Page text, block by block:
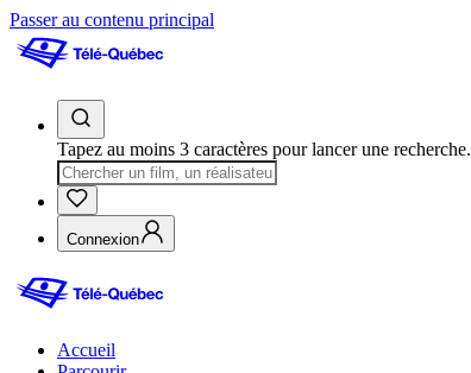
Passer au contenu principal
Tapez au moins 3 caractères pour lancer une recherche.
Connexion
Accueil